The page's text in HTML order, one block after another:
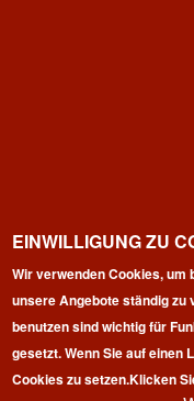
EINWILLIGUNG ZU
Wir verwenden Cookies,
unsere Angebote ständig zu
benutzen sind wichtig für
gesetzt. Wenn Sie auf einen
Cookies zu setzen.Klicken